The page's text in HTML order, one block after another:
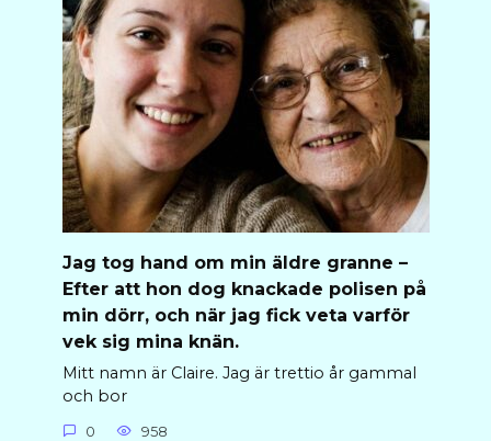
Jag tog hand om min äldre granne –
Efter att hon dog knackade polisen på
min dörr, och när jag fick veta varför
vek sig mina knän.
Mitt namn är Claire. Jag är trettio år gammal
och bor
0 958